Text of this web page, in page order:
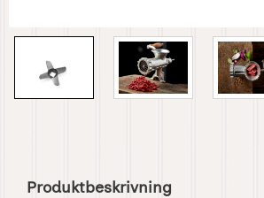
Produktbeskrivning